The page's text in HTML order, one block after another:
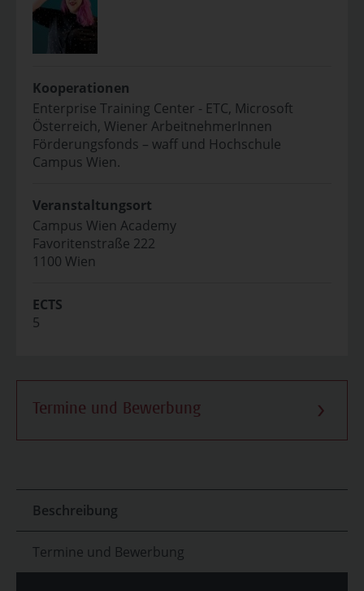
Kooperationen
Enterprise Training Center - ETC, Microsoft
Österreich, Wiener ArbeitnehmerInnen
Förderungsfonds – waff und Hochschule
Campus Wien.
Veranstaltungsort
Campus Wien Academy
Favoritenstraße 222
1100 Wien
ECTS
5
Termine und Bewerbung
Beschreibung
Termine und Bewerbung